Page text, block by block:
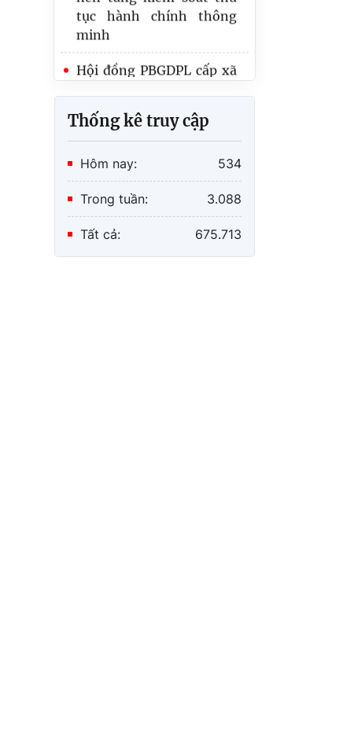
Hội đồng PBGDPL cấp xã
là định chế cần thiết,
tăng biên chế
Trình Quốc hội dự án
Luật Hòa giải ở cơ sở (sửa
đổi)
Ứng dụng AI phục vụ việc
xây dựng và tổ chức thi
hành pháp luật
Thống kê truy cập
Hôm nay: 534
Trong tuần: 3.088
Tất cả: 675.713